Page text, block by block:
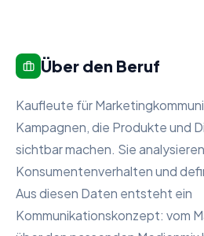
Über den Beruf
Kaufleute für
Kampagnen, die Produkte und
sichtbar machen. Sie
Konsumentenverhalten und
Aus diesen Daten entsteht ein
Kommunikationskonzept: vom